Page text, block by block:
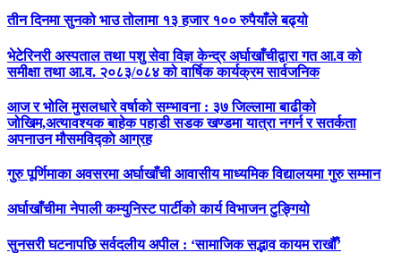
तीन दिनमा सुनको भाउ तोलामा १३ हजार १०० रुपैयाँले बढ्यो
भेटेरिनरी अस्पताल तथा पशु सेवा विज्ञ केन्द्र अर्घाखाँचीद्वारा गत आ.व को
समीक्षा तथा आ.व. २०८३/०८४ को वार्षिक कार्यक्रम सार्वजनिक
आज र भोलि मुसलधारे वर्षाको सम्भावना : ३७ जिल्लामा बाढीको
जोखिम,अत्यावश्यक बाहेक पहाडी सडक खण्डमा यात्रा नगर्न र सतर्कता
अपनाउन मौसमविद्काे आग्रह
गुरु पूर्णिमाका अवसरमा अर्घाखाँची आवासीय माध्यमिक विद्यालयमा गुरु सम्मान
अर्घाखाँचीमा नेपाली कम्युनिस्ट पार्टीको कार्य विभाजन टुङ्गियो
सुनसरी घटनापछि सर्वदलीय अपील : ‘सामाजिक सद्भाव कायम राखौँ’